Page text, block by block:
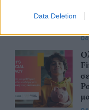
Data Deletion